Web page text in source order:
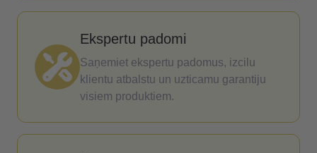
Ekspertu padomi
Saņemiet ekspertu padomus, izcilu
klientu atbalstu un uzticamu garantiju
visiem produktiem.